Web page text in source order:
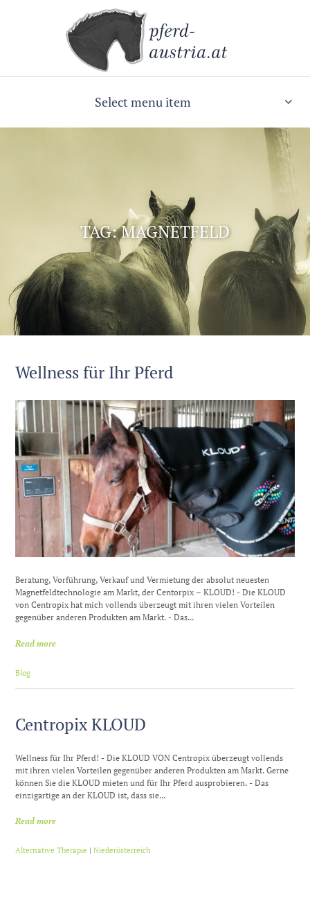
Select menu item
TAG: MAGNETFELD
Wellness für Ihr Pferd
Beratung, Vorführung, Verkauf und Vermietung der absolut neuesten
Magnetfeldtechnologie am Markt, der Centorpix – KLOUD! - Die KLOUD
von Centropix hat mich vollends überzeugt mit ihren vielen Vorteilen
gegenüber anderen Produkten am Markt. - Das...
Read more
Blog
Centropix KLOUD
Wellness für Ihr Pferd! - Die KLOUD VON Centropix überzeugt vollends
mit ihren vielen Vorteilen gegenüber anderen Produkten am Markt. Gerne
können Sie die KLOUD mieten und für Ihr Pferd ausprobieren. - Das
einzigartige an der KLOUD ist, dass sie...
Read more
Alternative Therapie |Niederösterreich